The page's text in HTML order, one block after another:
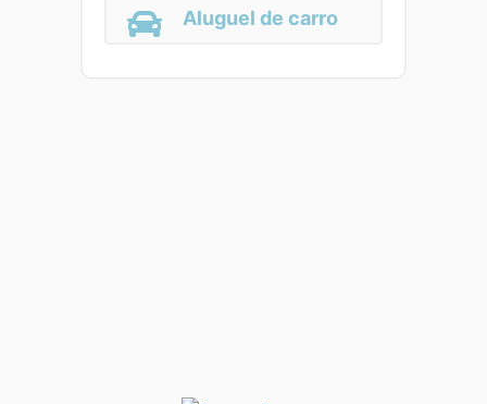
Aluguel de carro